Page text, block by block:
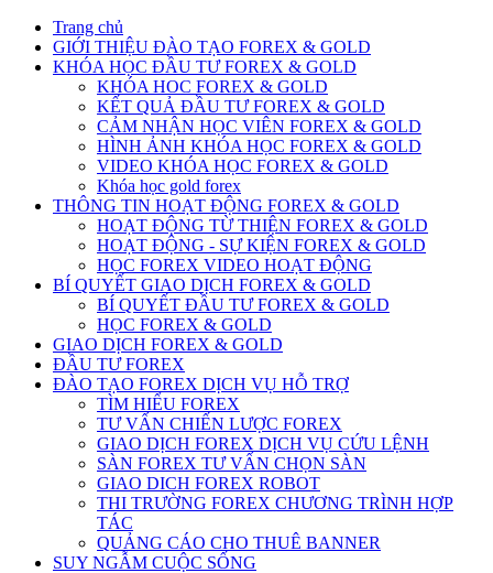
Trang chủ
GIỚI THIỆU ĐÀO TẠO FOREX & GOLD
KHÓA HỌC ĐẦU TƯ FOREX & GOLD
KHÓA HOC FOREX & GOLD
KẾT QUẢ ĐẦU TƯ FOREX & GOLD
CẢM NHẬN HỌC VIÊN FOREX & GOLD
HÌNH ẢNH KHÓA HỌC FOREX & GOLD
VIDEO KHÓA HỌC FOREX & GOLD
Khóa học gold forex
THÔNG TIN HOẠT ĐỘNG FOREX & GOLD
HOẠT ĐỘNG TỪ THIỆN FOREX & GOLD
HOẠT ĐỘNG - SỰ KIỆN FOREX & GOLD
HỌC FOREX VIDEO HOẠT ĐỘNG
BÍ QUYẾT GIAO DỊCH FOREX & GOLD
BÍ QUYẾT ĐẦU TƯ FOREX & GOLD
HỌC FOREX & GOLD
GIAO DỊCH FOREX & GOLD
ĐẦU TƯ FOREX
ĐÀO TẠO FOREX DỊCH VỤ HỖ TRỢ
TÌM HIỂU FOREX
TƯ VẤN CHIẾN LƯỢC FOREX
GIAO DỊCH FOREX DỊCH VỤ CỨU LỆNH
SÀN FOREX TƯ VẤN CHỌN SÀN
GIAO DICH FOREX ROBOT
THI TRƯỜNG FOREX CHƯƠNG TRÌNH HỢP
TÁC
QUẢNG CÁO CHO THUÊ BANNER
SUY NGẪM CUỘC SỐNG